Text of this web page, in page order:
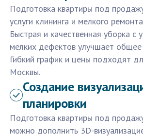
Подготовка квартиры под
услуги клининга и мелкого
Быстрая и качественная уборка с
мелких дефектов улучшает общее
Гибкий график и цены подходят
Москвы.
Создание
планировки
Подготовка квартиры под
можно дополнить 3D-